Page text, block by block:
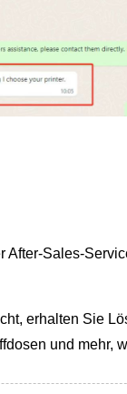
After-Sales-
erhalten Sie
und mehr,